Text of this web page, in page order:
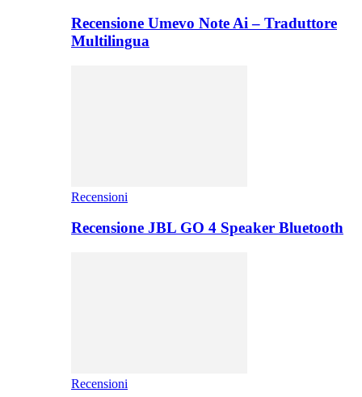
Recensione Umevo Note Ai – Traduttore
Multilingua
Recensioni
Recensione JBL GO 4 Speaker Bluetooth
Recensioni